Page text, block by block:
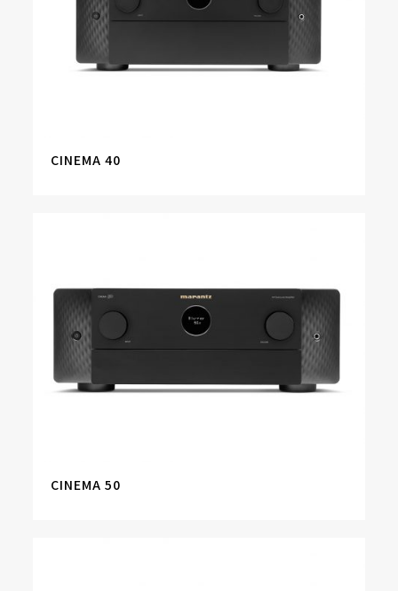
CINEMA 40
CINEMA 50